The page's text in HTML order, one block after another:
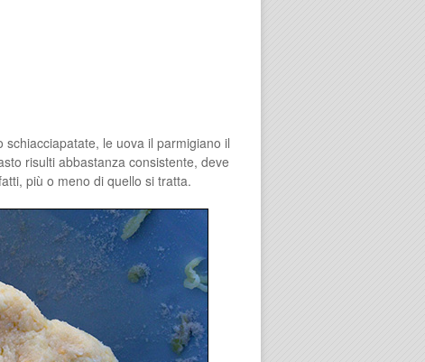
le uova il parmigiano il
risulti abbastanza consistente, deve
più o meno di quello si tratta.